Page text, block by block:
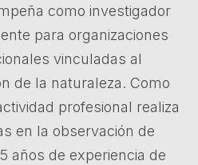
como investigador
para organizaciones
vinculadas al
de la naturaleza. Como
profesional realiza
en la observación de
años de experiencia de